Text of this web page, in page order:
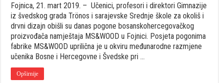
Fojnica, 21. mart 2019. – Učenici, profesori i direktori Gimnazije
iz švedskog grada Trönos i sarajevske Srednje škole za okoliš i
drvni dizajn obišli su danas pogone bosanskohercegovačkog
proizvođača namještaja MS&WOOD u Fojnici. Posjeta pogonima
fabrike MS&WOOD uprilična je u okviru međunarodne razmjene
učenika Bosne i Hercegovne i Švedske pri …
Opširnije